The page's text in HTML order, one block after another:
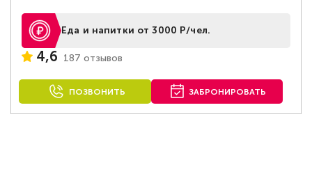
Еда и напитки от 3000 Р/чел.
4,6 187 отзывов
ПОЗВОНИТЬ ЗАБРОНИРОВАТЬ